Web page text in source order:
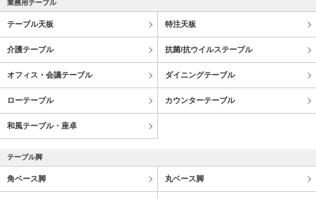
業務用テーブル
テーブル天板 特注天板
介護テーブル 抗菌/抗ウイルステーブル
オフィス・会議テーブル ダイニングテーブル
ローテーブル カウンターテーブル
和風テーブル・座卓
テーブル脚
角ベース脚 丸ベース脚